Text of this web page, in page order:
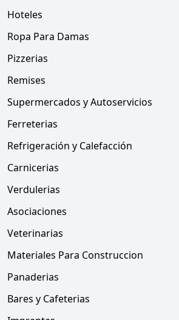
Hoteles
Ropa Para Damas
Pizzerias
Remises
Supermercados y Autoservicios
Ferreterias
Refrigeración y Calefacción
Carnicerias
Verdulerias
Asociaciones
Veterinarias
Materiales Para Construccion
Panaderias
Bares y Cafeterias